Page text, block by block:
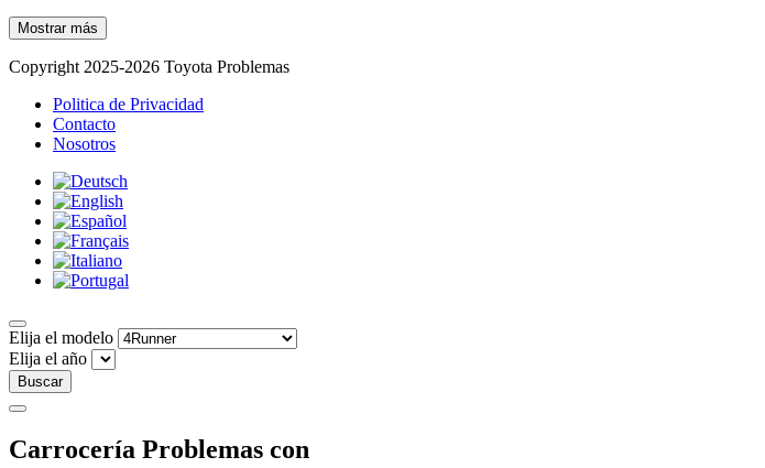
Mostrar más
Copyright 2025-2026 Toyota Problemas
Politica de Privacidad
Contacto
Nosotros
Elija el modelo
Elija el año
Buscar
Carrocería Problemas con